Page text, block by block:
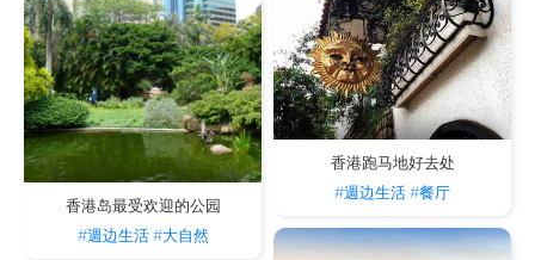
香港岛最受欢迎的公园
#週边生活 #大自然
香港跑马地好去处
#週边生活#餐厅